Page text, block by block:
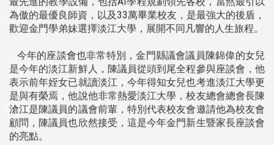
為傲的最優良師資，以及33萬畢業校友，是最強大的後盾，
歡迎金門學弟妹選擇淡江大學，展開不同凡響的人生旅程。
今年的座談會也非常特別，金門縣議會議員陳錦偉的女兒
是今年的淡江新鮮人，陳議員從頭到尾全程參與座談會，他
表示前年姪女已就讀淡江，今年得知女兒也考進淡江大學更
是與有榮焉，他說他非常熱愛淡江大學，校友總會總會長陳
滄江是陳議員的議會前輩，特別代表校友會邀請他為校友會
顧問，陳議員也欣然接受，這是今年金門新生暨家長座談會
的亮點。